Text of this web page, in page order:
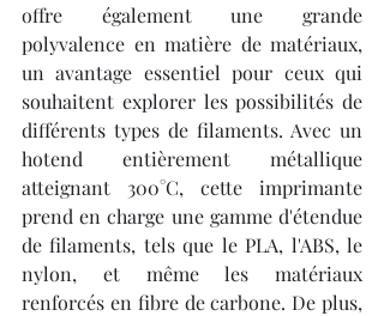
offre également une grande
polyvalence en matière de matériaux,
un avantage essentiel pour ceux qui
souhaitent explorer les possibilités de
différents types de filaments. Avec un
hotend entièrement métallique
atteignant 300°C, cette imprimante
prend en charge une gamme d'étendue
de filaments, tels que le PLA, l'ABS, le
nylon, et même les matériaux
renforcés en fibre de carbone. De plus,